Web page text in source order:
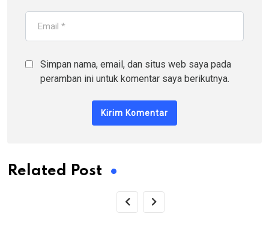
Simpan nama, email, dan situs web saya pada
peramban ini untuk komentar saya berikutnya.
Related Post